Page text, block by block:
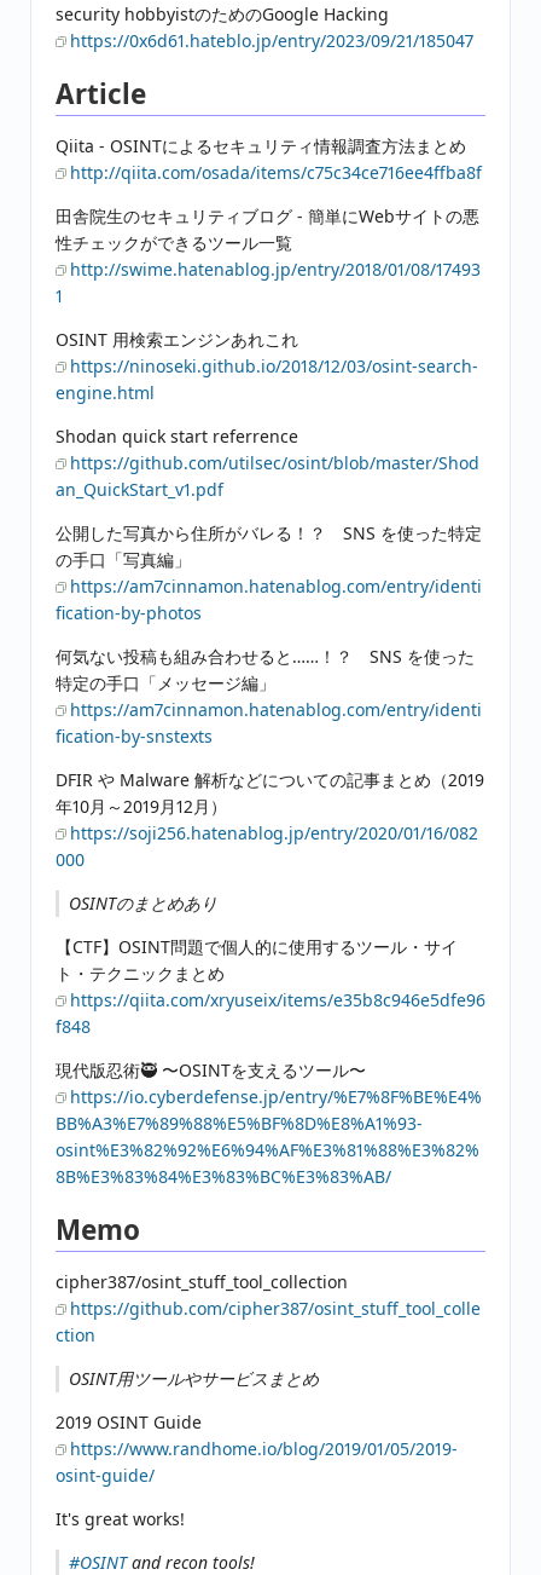
security hobbyistのためのGoogle Hacking
https://0x6d61.hateblo.jp/entry/2023/09/21/185047
Article
Qiita - OSINTによるセキュリティ情報調査方法まとめ
http://qiita.com/osada/items/c75c34ce716ee4ffba8f
田舎院生のセキュリティブログ - 簡単にWebサイトの悪
性チェックができるツール一覧
http://swime.hatenablog.jp/entry/2018/01/08/17493
1
OSINT 用検索エンジンあれこれ
https://ninoseki.github.io/2018/12/03/osint-search-
engine.html
Shodan quick start referrence
https://github.com/utilsec/osint/blob/master/Shod
an_QuickStart_v1.pdf
公開した写真から住所がバレる！？ SNS を使った特定
の手口「写真編」
https://am7cinnamon.hatenablog.com/entry/identi
fication-by-photos
何気ない投稿も組み合わせると……！？ SNS を使った
特定の手口「メッセージ編」
https://am7cinnamon.hatenablog.com/entry/identi
fication-by-snstexts
DFIR や Malware 解析などについての記事まとめ（2019
年10月～2019月12月）
https://soji256.hatenablog.jp/entry/2020/01/16/082
000
OSINTのまとめあり
【CTF】OSINT問題で個人的に使用するツール・サイ
ト・テクニックまとめ
https://qiita.com/xryuseix/items/e35b8c946e5dfe96
f848
現代版忍術🥷 〜OSINTを支えるツール〜
https://io.cyberdefense.jp/entry/%E7%8F%BE%E4%
BB%A3%E7%89%88%E5%BF%8D%E8%A1%93-
osint%E3%82%92%E6%94%AF%E3%81%88%E3%82%
8B%E3%83%84%E3%83%BC%E3%83%AB/
Memo
cipher387/osint_stuff_tool_collection
https://github.com/cipher387/osint_stuff_tool_colle
ction
OSINT用ツールやサービスまとめ
2019 OSINT Guide
https://www.randhome.io/blog/2019/01/05/2019-
osint-guide/
It's great works!
#OSINTand recon tools!